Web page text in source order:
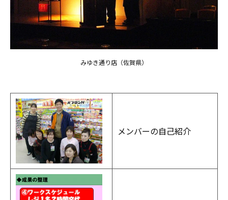
みゆき通り店（佐賀県）
メンバーの自己紹介